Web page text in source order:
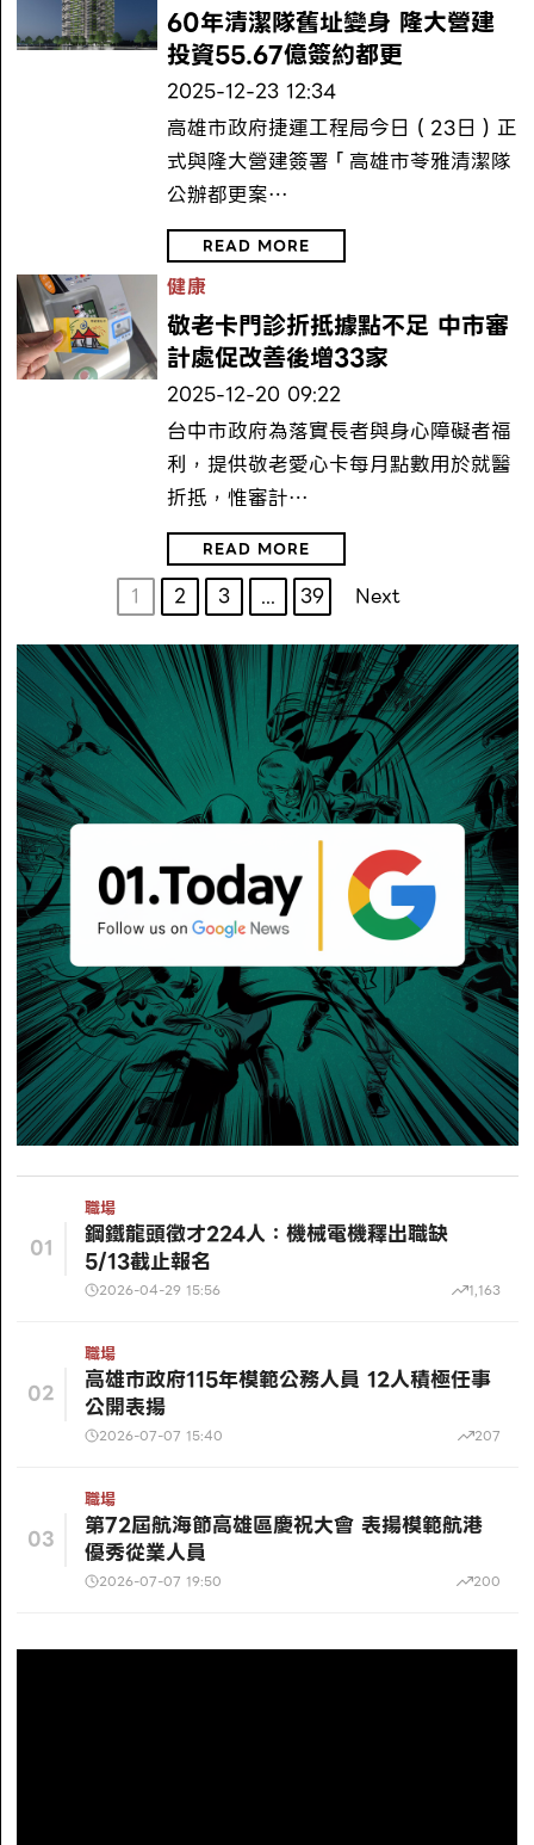
60年清潔隊舊址變身 隆大營建
投資55.67億簽約都更
2025-12-23 12:34
高雄市政府捷運工程局今日（23日）正
式與隆大營建簽署「高雄市苓雅清潔隊
公辦都更案…
READ MORE
健康
敬老卡門診折抵據點不足 中市審
計處促改善後增33家
2025-12-20 09:22
台中市政府為落實長者與身心障礙者福
利，提供敬老愛心卡每月點數用於就醫
折抵，惟審計…
READ MORE
1 2 3 ... 39 Next
01
職場
鋼鐵龍頭徵才224人：機械電機釋出職缺
5/13截止報名
2026-04-29 15:56 1,163
02
職場
高雄市政府115年模範公務人員 12人積極任事
公開表揚
2026-07-07 15:40 207
03
職場
第72屆航海節高雄區慶祝大會 表揚模範航港
優秀從業人員
2026-07-07 19:50 200